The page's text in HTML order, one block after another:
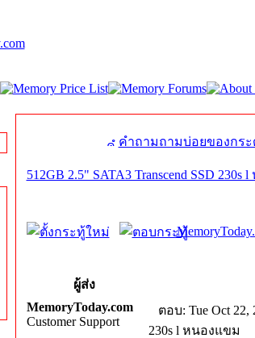
คำถามถามบ่อยของกร
512GB 2.5" SATA3 Transcend SSD 230s
ผู้ส่ง
MemoryToday.com
Customer Support
ตอบ: Tue Oct 22,
230s l หนองแขม